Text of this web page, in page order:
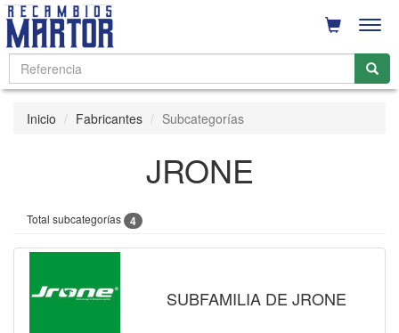
Inicio Fabricantes Subcategorías
JRONE
Total subcategorías 4
SUBFAMILIA DE JRONE